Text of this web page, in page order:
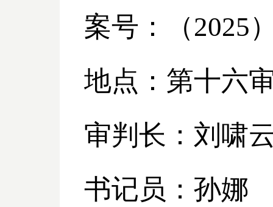
案号：（2025
地点：第十六
审判长：刘啸
书记员：孙娜